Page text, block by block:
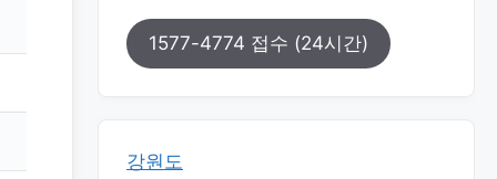
1577-4774 접수 (24시간)
강원도